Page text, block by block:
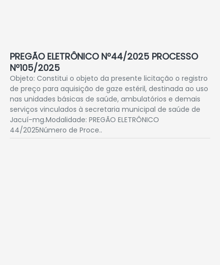
PREGÃO ELETRÔNICO Nº44/2025 PROCESSO
Nº105/2025
Objeto: Constitui o objeto da presente licitação o registro
de preço para aquisição de gaze estéril, destinada ao uso
nas unidades básicas de saúde, ambulatórios e demais
serviços vinculados à secretaria municipal de saúde de
Jacuí-mg.Modalidade: PREGÃO ELETRÔNICO
44/2025Número de Proce..